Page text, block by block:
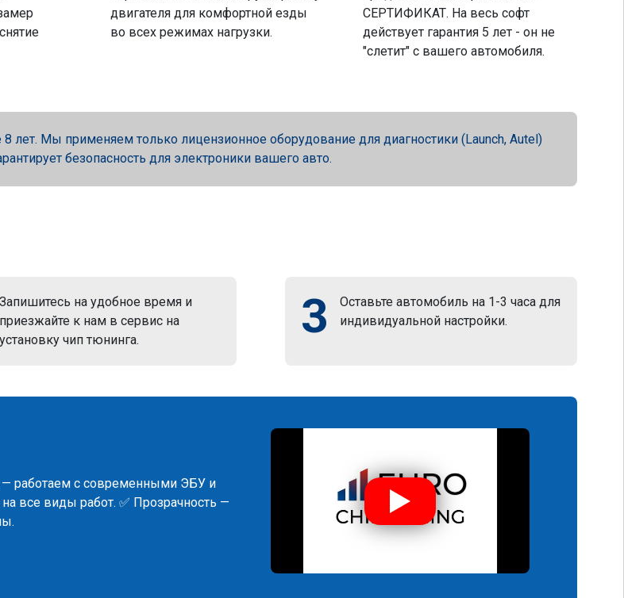
двигателя для комфортной езды
во всех режимах нагрузки.
СЕРТИФИКАТ. На весь софт
действует гарантия 5 лет - он не
"слетит" с вашего автомобиля.
Мы применяем только лицензионное оборудование для диагностики (Launch, Autel)
безопасность для электроники вашего авто.
Запишитесь на удобное время и
приезжайте к нам в сервис на
установку чип тюнинга.
3
Оставьте автомобиль на 1-3 часа для
индивидуальной настройки.
— работаем с современными ЭБУ и
все виды работ. ✅ Прозрачность —